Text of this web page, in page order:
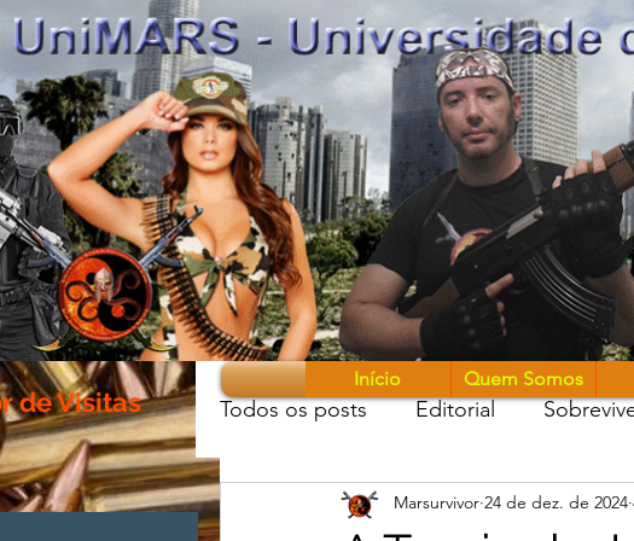
Todos os posts Editorial
Guerreiros & Armas Monstros
Marsurvivor 24 de dez. de 2024
de Visitas
Início Quem Somos